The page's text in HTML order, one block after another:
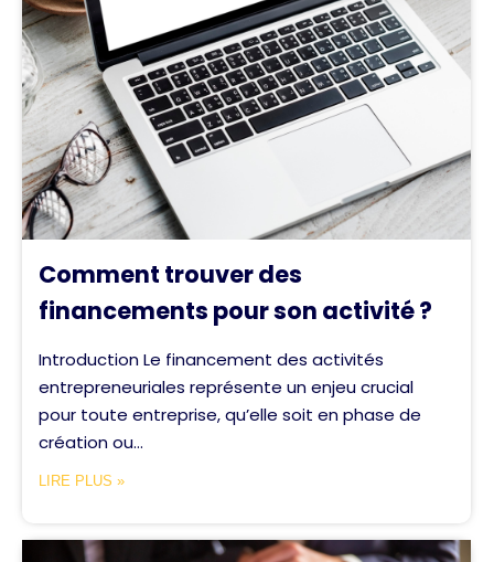
Comment trouver des
financements pour son activité ?
Introduction Le financement des activités
entrepreneuriales représente un enjeu crucial
pour toute entreprise, qu’elle soit en phase de
création ou...
LIRE PLUS »